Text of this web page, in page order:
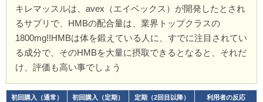
キレマッスルは、avex（エイベックス）が開発したとされ
るサプリで、HMBの配合量は、業界トップクラスの
1800mg!!HMBは体を鍛えている人に、すでに注目されてい
る成分で、そのHMBを大量に摂取できるとなると、それだ
け、評価も高い事でしょう
初回購入（通常） 初回購入（定期） 定期（2回目以降） 利用者の反応